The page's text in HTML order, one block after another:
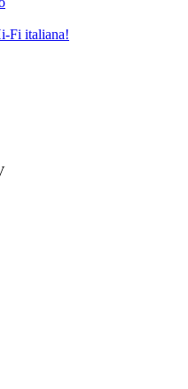
Fi italiana!